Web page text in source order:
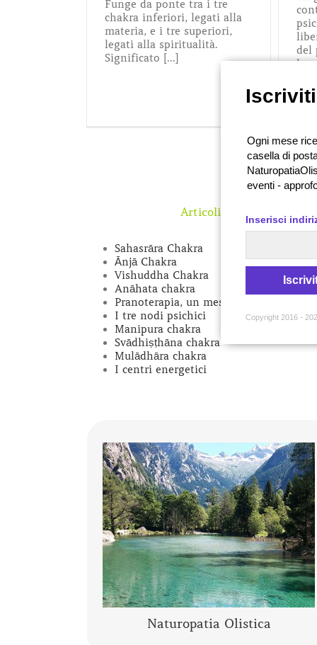
Funge da ponte tra i tre
chakra inferiori, legati alla
materia, e i tre superiori,
legati alla spiritualità.
Significato [...]
del
nel
Articoli Recenti
Sahasrāra Chakra
Ānjā Chakra
Vishuddha Chakra
Anāhata chakra
Pranoterapia, un messaggio di energia
I tre nodi psichici
Manipura chakra
Svādhiṣṭhāna chakra
Mulādhāra chakra
I centri energetici
Naturopatia Olistica
Che cos’è la Naturopatia e di cosa si
occupa?
Secondo quanto enunciato nel
2010 dall’Organizzazione Mondiale della
Salute, …
CONTINUA A LEGGERE
Ogni mese
casella di
eventi -
Inserisci
Copyright 2016 -